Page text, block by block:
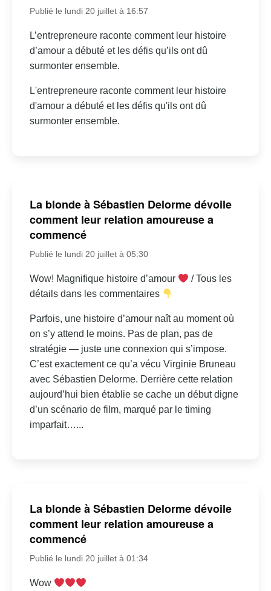
Publié le lundi 20 juillet à 16:57
L’entrepreneure raconte comment leur histoire
d’amour a débuté et les défis qu’ils ont dû
surmonter ensemble.
L'entrepreneure raconte comment leur histoire
d'amour a débuté et les défis qu'ils ont dû
surmonter ensemble.
La blonde à Sébastien Delorme dévoile
comment leur relation amoureuse a
commencé
Publié le lundi 20 juillet à 05:30
Wow! Magnifique histoire d’amour
/ Tous les
détails dans les commentaires
Parfois, une histoire d’amour naît au moment où
on s’y attend le moins. Pas de plan, pas de
stratégie — juste une connexion qui s’impose.
C’est exactement ce qu’a vécu Virginie Bruneau
avec Sébastien Delorme. Derrière cette relation
aujourd’hui bien établie se cache un début digne
d’un scénario de film, marqué par le timing
imparfait…...
La blonde à Sébastien Delorme dévoile
comment leur relation amoureuse a
commencé
Publié le lundi 20 juillet à 01:34
Wow